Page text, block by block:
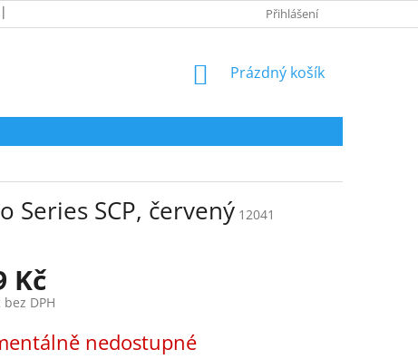
Přihlášení
NÁKUPNÍ
Prázdný košík
Series SCP, červený 12041
Kč
bez DPH
nedostupné